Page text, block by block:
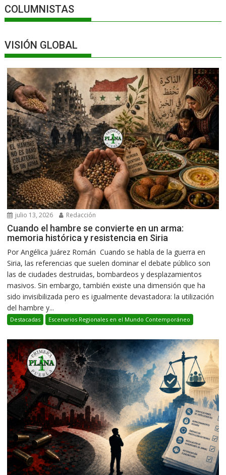
COLUMNISTAS
VISIÓN GLOBAL
julio 13, 2026 Redacción
Cuando el hambre se convierte en un arma:
memoria histórica y resistencia en Siria
Por Angélica Juárez Román Cuando se habla de la guerra en
Siria, las referencias que suelen dominar el debate público son
las de ciudades destruidas, bombardeos y desplazamientos
masivos. Sin embargo, también existe una dimensión que ha
sido invisibilizada pero es igualmente devastadora: la utilización
del hambre y...
Destacadas Escenarios Regionales en el Mundo Contemporáneo